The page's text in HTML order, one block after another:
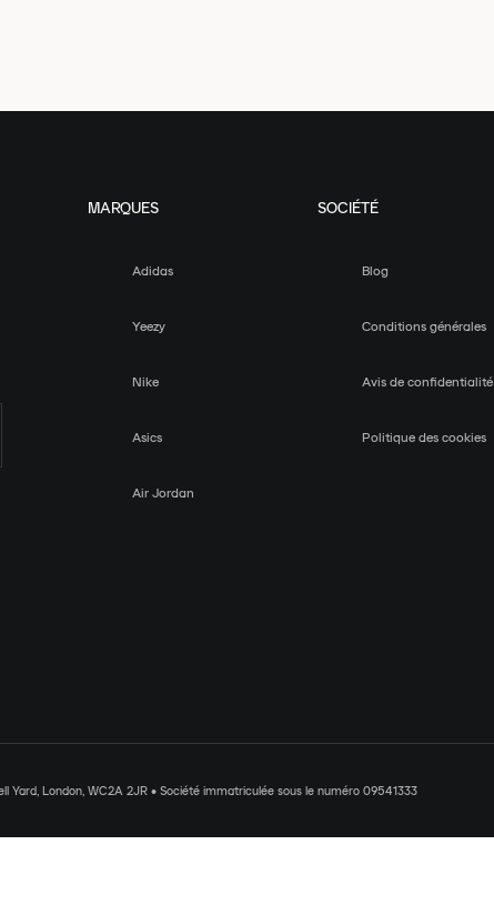
MARQUES
Adidas
Yeezy
Nike
Asics
Air Jordan
SOCIÉTÉ
Blog
Conditions générales
Avis de confidentialité
Politique des cookies
Yard, London, WC2A 2JR • Société immatriculée sous le numéro 09541333